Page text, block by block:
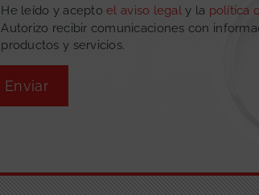
He leído y aceptoel aviso legaly la política
Autorizo recibir comunicaciones con
productos y servicios.
Enviar